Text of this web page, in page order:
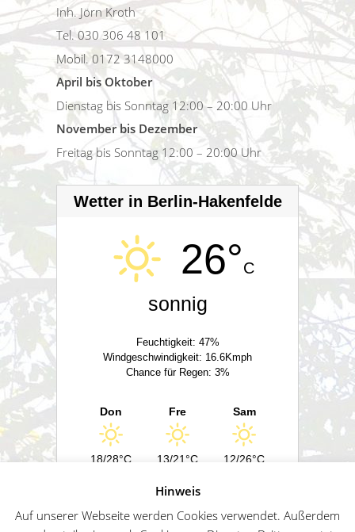
Inh. Jörn Kroth
Tel. 030 306 48 101
Mobil. 0172 3148000
April bis Oktober
Dienstag bis Sonntag 12:00 – 20:00 Uhr
November bis Dezember
Freitag bis Sonntag 12:00 – 20:00 Uhr
Wetter in Berlin-Hakenfelde
26°C
sonnig
Feuchtigkeit: 47%
Windgeschwindigkeit: 16.6Kmph
Chance für Regen: 3%
Don
18/28°C
Fre
13/21°C
Sam
12/26°C
Hinweis
Auf unserer Webseite werden Cookies verwendet. Außerdem